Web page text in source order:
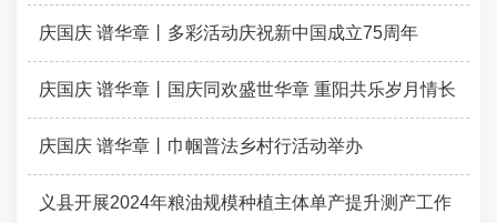
庆国庆 谱华章丨多彩活动庆祝新中国成立75周年
庆国庆 谱华章丨国庆同欢盛世华章 重阳共乐岁月情长
庆国庆 谱华章丨巾帼普法乡村行活动举办
义县开展2024年粮油规模种植主体单产提升测产工作